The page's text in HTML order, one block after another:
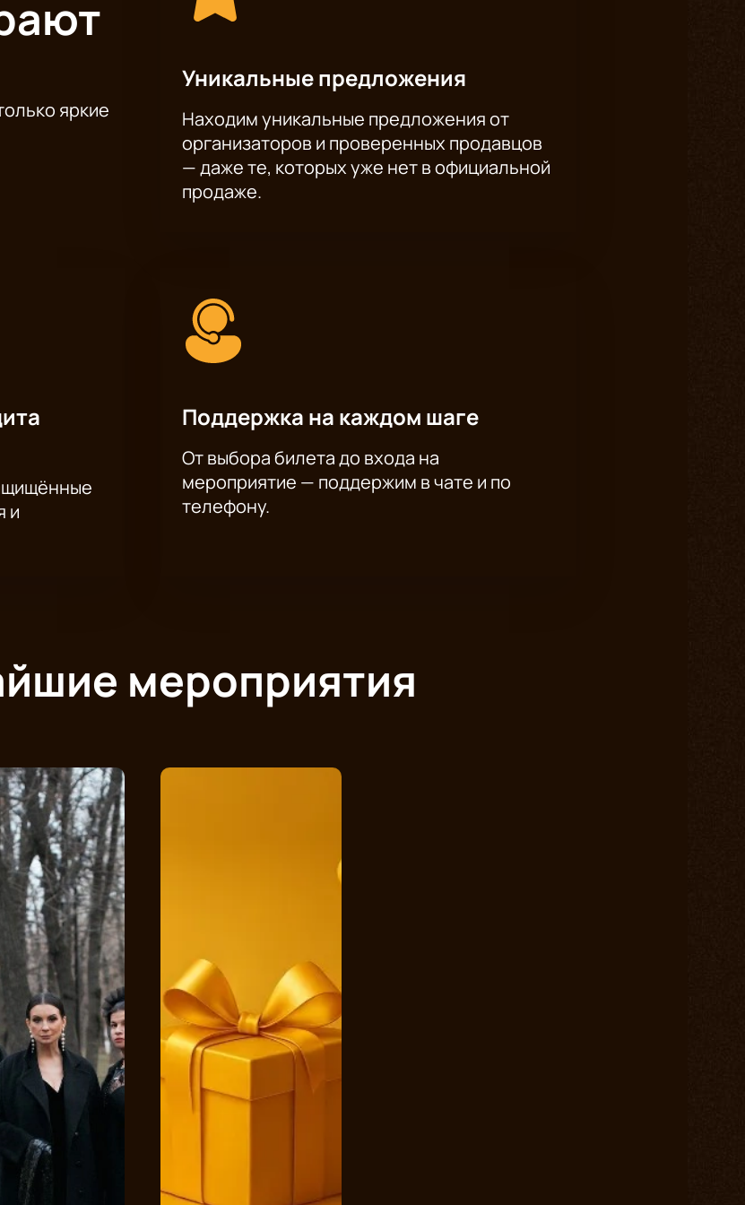
или Вилисы» в МХАТ им. М. Горького прямо сейчас и погрузитесь в удивительный
яркие
Уникальные предложения
Находим уникальные предложения от
организаторов и проверенных продавцов
— даже те, которых уже нет в официальной
продаже.
и
Поддержка на каждом шаге
От выбора билета до входа на
мероприятие — поддержим в чате и по
телефону.
мероприятия